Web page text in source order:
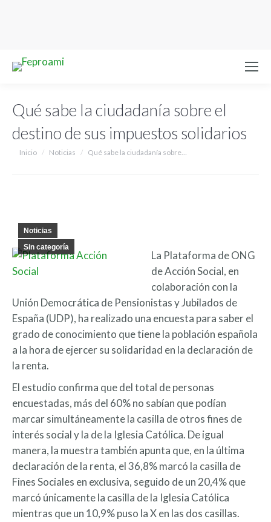
Qué sabe la ciudadanía sobre el
destino de sus impuestos solidarios
Estás aquí:
Inicio Noticias Qué sabe la ciudadanía sobre…
Noticias
Sin categoría
La Plataforma de ONG
de Acción Social, en
colaboración con la
Unión Democrática de Pensionistas y Jubilados de
España (UDP), ha realizado una encuesta para saber el
grado de conocimiento que tiene la población española
a la hora de ejercer su solidaridad en la declaración de
la renta.
El estudio confirma que del total de personas
encuestadas, más del 60% no sabían que podían
marcar simultáneamente la casilla de otros fines de
interés social y la de la Iglesia Católica. De igual
manera, la muestra también apunta que, en la última
declaración de la renta, el 36,8% marcó la casilla de
Fines Sociales en exclusiva, seguido de un 20,4% que
marcó únicamente la casilla de la Iglesia Católica
mientras que un 10,9% puso la X en las dos casillas.